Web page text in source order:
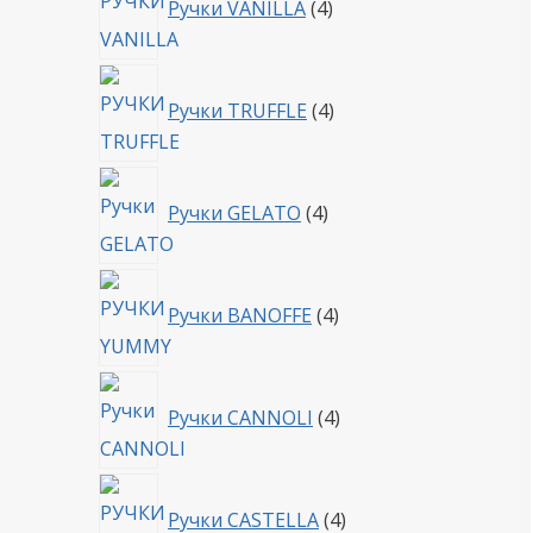
Ручки VANILLA 4товара
Ручки TRUFFLE 4товара
Ручки GELATO 4товара
Ручки BANOFFE 4товара
Ручки CANNOLI 4товара
Ручки CASTELLA 4